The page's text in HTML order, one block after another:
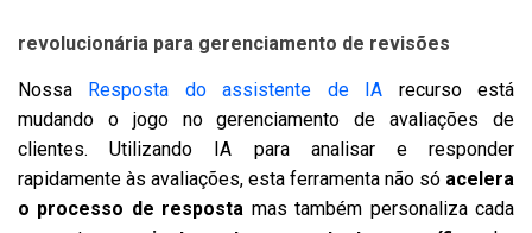
revolucionária para gerenciamento de revisões
Nossa Resposta do assistente de IA recurso está
mudando o jogo no gerenciamento de avaliações de
clientes. Utilizando IA para analisar e responder
rapidamente às avaliações, esta ferramenta não só acelera
o processo de resposta mas também personaliza cada